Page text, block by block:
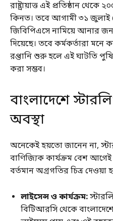
রাষ্ট্রায়াত্ত এই প্রতিষ্ঠান
কিনত। তবে আগামী ৩১ জুলাই
জিবিপিএসে নামিয়ে আনার
দিয়েছে। তবে কর্মকর্তারা
রপ্তানি শুরু হলে এই ঘাটতি
করা সম্ভব।
বাংলাদেশে
অবস্থা
অনেকেই হয়তো জানেন না,
বাণিজ্যিক কার্যক্রম বেশ
বর্তমান অগ্রগতির চিত্র দেওয়া
লাইসেন্স ও কার্যক্রম:
বিটিআরসি থেকে